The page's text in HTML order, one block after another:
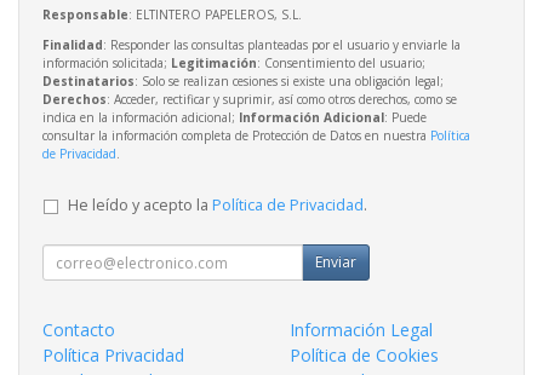
Responsable: ELTINTERO PAPELEROS, S.L.
Finalidad: Responder las consultas planteadas por el usuario y enviarle la
información solicitada; Legitimación: Consentimiento del usuario;
Destinatarios: Solo se realizan cesiones si existe una obligación legal;
Derechos: Acceder, rectificar y suprimir, así como otros derechos, como se
indica en la información adicional; Información Adicional: Puede
consultar la información completa de Protección de Datos en nuestra Política
de Privacidad.
He leído y acepto la Política de Privacidad.
Enviar
Contacto
Información Legal
Política Privacidad
Política de Cookies